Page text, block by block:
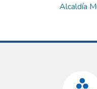
Alcaldía